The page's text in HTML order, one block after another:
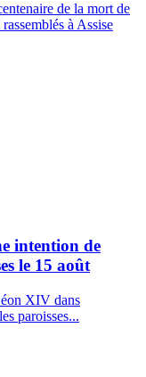
de la mort de
à Assise
intention de
le 15 août
XIV dans
paroisses...